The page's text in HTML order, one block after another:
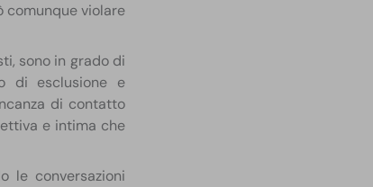
comunque violare
sono in grado di
di esclusione e
di contatto
e intima che
le conversazioni